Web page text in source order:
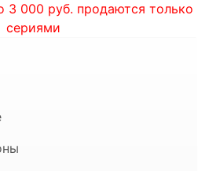
3 000 руб. продаются только
сериями